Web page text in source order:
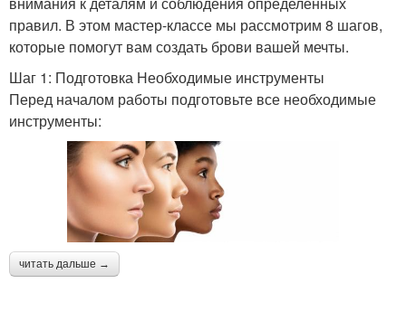
правил. В этом мастер-классе мы рассмотрим 8 шагов,
которые помогут вам создать брови вашей мечты.
Шаг 1: Подготовка Необходимые инструменты
Перед началом работы подготовьте все необходимые
инструменты:
читать дальше →